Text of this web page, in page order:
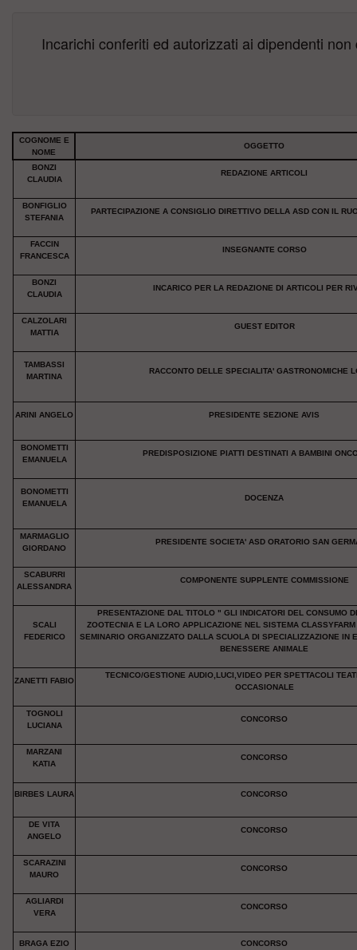
Incarichi conferiti ed autorizzati ai dipendenti
COGNOME E
NOME
OGGETTO
BONZI
CLAUDIA
REDAZIONE ARTICOLI
BONFIGLIO
STEFANIA
PARTECIPAZIONE A CONSIGLIO DIRETTIVO DELLA ASD CON IL
FACCIN
FRANCESCA
INSEGNANTE CORSO
BONZI
CLAUDIA
INCARICO PER LA REDAZIONE DI ARTICOLI PER
CALZOLARI
MATTIA
GUEST EDITOR
TAMBASSI
MARTINA
RACCONTO DELLE SPECIALITA' GASTRONOMICHE
ARINI ANGELO PRESIDENTE SEZIONE AVIS
BONOMETTI
EMANUELA
PREDISPOSIZIONE PIATTI DESTINATI A BAMBINI
BONOMETTI
EMANUELA
DOCENZA
MARMAGLIO
GIORDANO
PRESIDENTE SOCIETA' ASD ORATORIO SAN
SCABURRI
ALESSANDRA
COMPONENTE SUPPLENTE COMMISSIONE
SCALI
FEDERICO
PRESENTAZIONE DAL TITOLO " GLI INDICATORI DEL CONSUMO
ZOOTECNIA E LA LORO APPLICAZIONE NEL SISTEMA
SEMINARIO ORGANIZZATO DALLA SCUOLA DI SPECIALIZZAZIONE IN
BENESSERE ANIMALE
ZANETTI FABIO
TECNICO/GESTIONE AUDIO,LUCI,VIDEO PER SPETTACOLI
OCCASIONALE
TOGNOLI
LUCIANA
CONCORSO
MARZANI
KATIA
CONCORSO
BIRBES LAURA CONCORSO
DE VITA
ANGELO
CONCORSO
SCARAZINI
MAURO
CONCORSO
AGLIARDI
VERA
CONCORSO
BRAGA EZIO CONCORSO